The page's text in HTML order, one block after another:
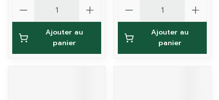
Ajouter au
panier
Ajouter au
panier